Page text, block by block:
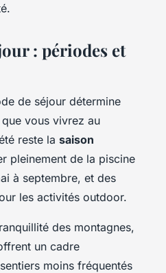
: périodes et
de séjour détermine
vous vivrez au
reste la saison
pleinement de la piscine
à septembre, et des
les activités outdoor.
des montagnes,
un cadre
moins fréquentés